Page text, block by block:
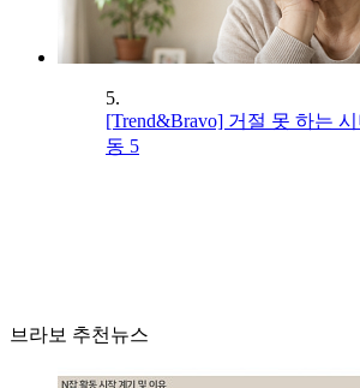
5.
[Trend&Bravo] 거절 못 하는
동 5
브라보 추천뉴스